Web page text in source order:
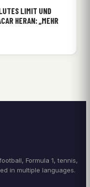
LIMIT UND
HERAN: „MEHR
Formula 1, tennis,
in multiple languages.